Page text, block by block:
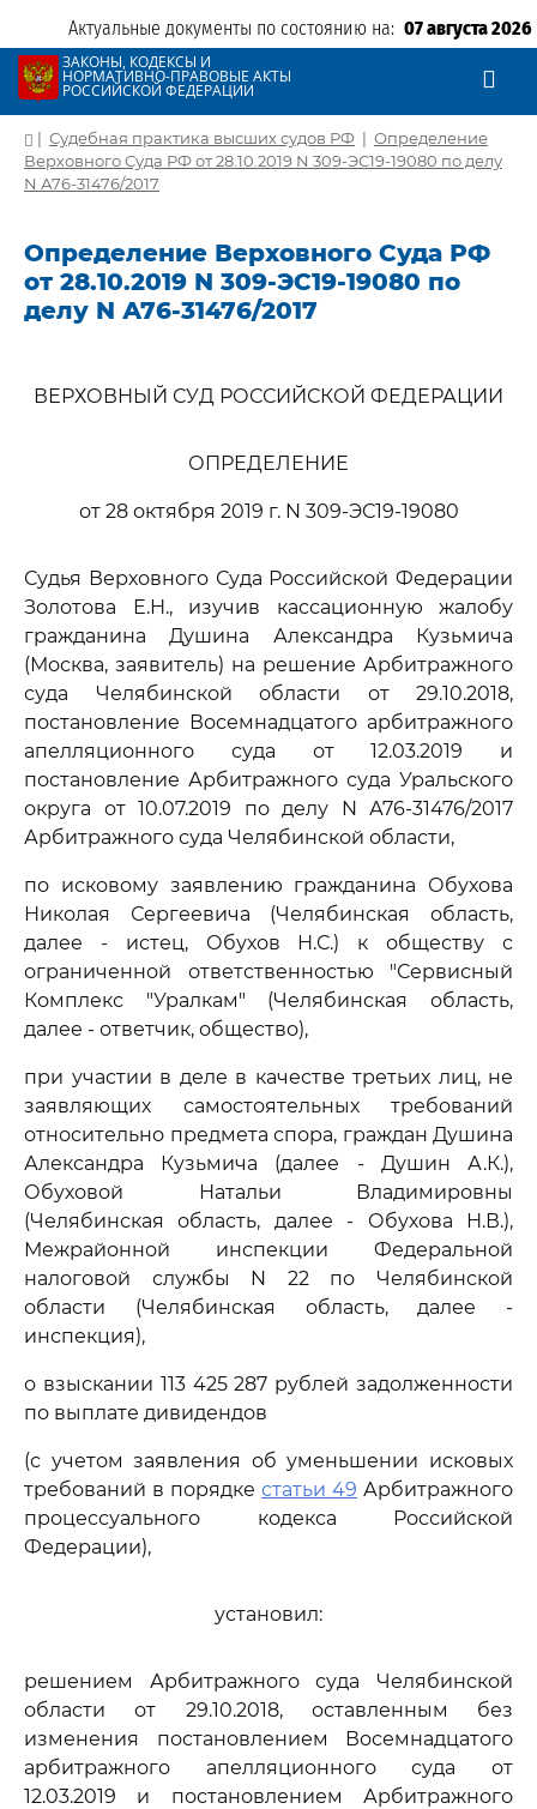
Актуальные документы по состоянию на: 07 августа 2026
ЗАКОНЫ, КОДЕКСЫ И
НОРМАТИВНО-ПРАВОВЫЕ АКТЫ
РОССИЙСКОЙ ФЕДЕРАЦИИ
| Судебная практика высших судов РФ | Определение
Верховного Суда РФ от 28.10.2019 N 309-ЭС19-19080 по делу
N А76-31476/2017
Определение Верховного Суда РФ
от 28.10.2019 N 309-ЭС19-19080 по
делу N А76-31476/2017
ВЕРХОВНЫЙ СУД РОССИЙСКОЙ ФЕДЕРАЦИИ
ОПРЕДЕЛЕНИЕ
от 28 октября 2019 г. N 309-ЭС19-19080
Судья Верховного Суда Российской Федерации
Золотова Е.Н., изучив кассационную жалобу
гражданина Душина Александра Кузьмича
(Москва, заявитель) на решение Арбитражного
суда Челябинской области от 29.10.2018,
постановление Восемнадцатого арбитражного
апелляционного суда от 12.03.2019 и
постановление Арбитражного суда Уральского
округа от 10.07.2019 по делу N А76-31476/2017
Арбитражного суда Челябинской области,
по исковому заявлению гражданина Обухова
Николая Сергеевича (Челябинская область,
далее - истец, Обухов Н.С.) к обществу с
ограниченной ответственностью "Сервисный
Комплекс "Уралкам" (Челябинская область,
далее - ответчик, общество),
при участии в деле в качестве третьих лиц, не
заявляющих самостоятельных требований
относительно предмета спора, граждан Душина
Александра Кузьмича (далее - Душин А.К.),
Обуховой Натальи Владимировны
(Челябинская область, далее - Обухова Н.В.),
Межрайонной инспекции Федеральной
налоговой службы N 22 по Челябинской
области (Челябинская область, далее -
инспекция),
о взыскании 113 425 287 рублей задолженности
по выплате дивидендов
(с учетом заявления об уменьшении исковых
требований в порядке статьи 49 Арбитражного
процессуального кодекса Российской
Федерации),
установил:
решением Арбитражного суда Челябинской
области от 29.10.2018, оставленным без
изменения постановлением Восемнадцатого
арбитражного апелляционного суда от
12.03.2019 и постановлением Арбитражного